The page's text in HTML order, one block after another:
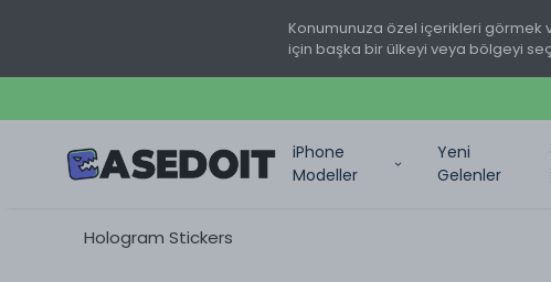
Konumunuza özel içerikleri görmek
için başka bir ülkeyi veya bölgeyi
iPhone
Modeller
Yeni
Gelenler
Hologram Stickers